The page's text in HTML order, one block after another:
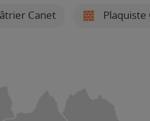
Canet Plaquiste